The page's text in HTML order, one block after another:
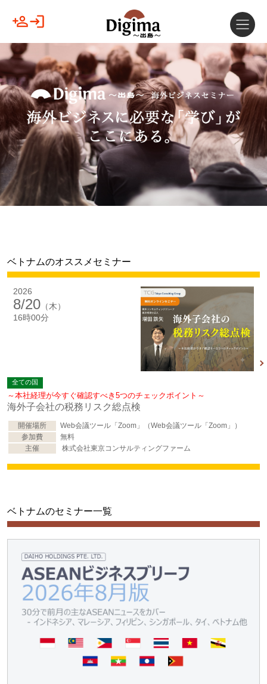
ベトナムのオススメセミナー
2026
8/20 （木）
16時00分
全ての国
～本社経理が今すぐ確認すべき5つのチェックポイント～
海外子会社の税務リスク総点検
開催場所
Web会議ツール「Zoom」（Web会議ツール「Zoom」）
参加費
無料
主催
株式会社東京コンサルティングファーム
ベトナムのセミナー一覧